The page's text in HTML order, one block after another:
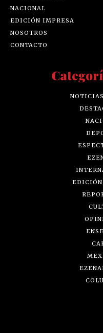
NACIONAL
EDICIÓN IMPRESA
NOSOTROS
CONTACTO